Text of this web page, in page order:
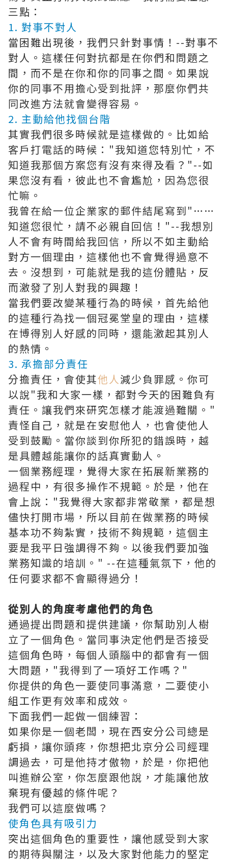
三點：
1. 對事不對人
當困難出現後，我們只針對事情！--對事不
對人。這樣任何對抗都是在你們和問題之
間，而不是在你和你的同事之間。如果說
你的同事不用擔心受到批評，那麼你們共
同改進方法就會變得容易。
2. 主動給他找個台階
其實我們很多時候就是這樣做的。比如給
客戶打電話的時候："我知道您特別忙，不
知道我那個方案您有沒有來得及看？"--如
果您沒有看，彼此也不會尷尬，因為您很
忙嘛。
我曾在給一位企業家的郵件結尾寫到"……
知道您很忙，請不必親自回信！"--我想別
人不會有時間給我回信，所以不如主動給
對方一個理由，這樣他也不會覺得過意不
去。沒想到，可能就是我的這份體貼，反
而激發了別人對我的興趣！
當我們要改變某種行為的時候，首先給他
的這種行為找一個冠冕堂皇的理由，這樣
在博得別人好感的同時，還能激起其別人
的熱情。
3. 承擔部分責任
分擔責任，會使其他人減少負罪感。你可
以說"我和大家一樣，都對今天的困難負有
責任。讓我們來研究怎樣才能渡過難關。"
責怪自己，就是在安慰他人，也會使他人
受到鼓勵。當你談到你所犯的錯誤時，越
是具體越能讓你的話真實動人。
一個業務經理，覺得大家在拓展新業務的
過程中，有很多操作不規範。於是，他在
會上說："我覺得大家都非常敬業，都是想
儘快打開市場，所以目前在做業務的時候
基本功不夠紮實，技術不夠規範，這個主
要是我平日強調得不夠。以後我們要加強
業務知識的培訓。" --在這種氣氛下，他的
任何要求都不會顯得過分！
從別人的角度考慮他們的角色
通過提出問題和提供建議，你幫助別人樹
立了一個角色。當同事決定他們是否接受
這個角色時，每個人頭腦中的都會有一個
大問題，"我得到了一項好工作嗎？"
你提供的角色一要使同事滿意，二要使小
組工作更有效率和成效。
下面我們一起做一個練習：
如果你是一個老闆，現在西安分公司總是
虧損，讓你頭疼，你想把北京分公司經理
調過去，可是他持才傲物，於是，你把他
叫進辦公室，你怎麼跟他說，才能讓他放
棄現有優越的條件呢？
我們可以這麼做嗎？
使角色具有吸引力
突出這個角色的重要性，讓他感受到大家
的期待與關注，以及大家對他能力的堅定